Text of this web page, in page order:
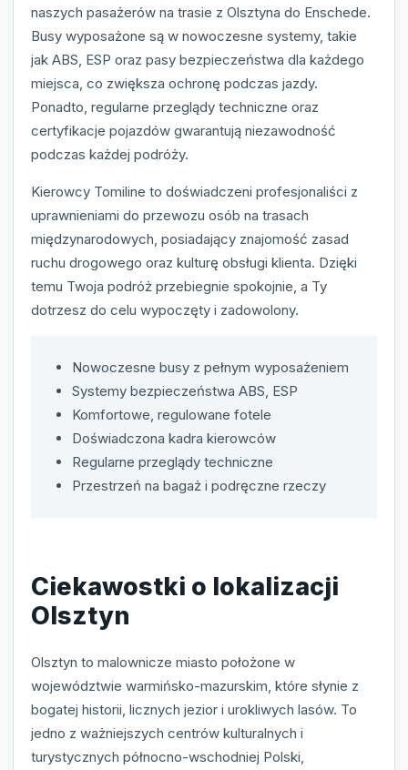
naszych pasażerów na trasie z Olsztyna do Enschede.
Busy wyposażone są w nowoczesne systemy, takie
jak ABS, ESP oraz pasy bezpieczeństwa dla każdego
miejsca, co zwiększa ochronę podczas jazdy.
Ponadto, regularne przeglądy techniczne oraz
certyfikacje pojazdów gwarantują niezawodność
podczas każdej podróży.
Kierowcy Tomiline to doświadczeni profesjonaliści z
uprawnieniami do przewozu osób na trasach
międzynarodowych, posiadający znajomość zasad
ruchu drogowego oraz kulturę obsługi klienta. Dzięki
temu Twoja podróż przebiegnie spokojnie, a Ty
dotrzesz do celu wypoczęty i zadowolony.
Nowoczesne busy z pełnym wyposażeniem
Systemy bezpieczeństwa ABS, ESP
Komfortowe, regulowane fotele
Doświadczona kadra kierowców
Regularne przeglądy techniczne
Przestrzeń na bagaż i podręczne rzeczy
Ciekawostki o lokalizacji
Olsztyn
Olsztyn to malownicze miasto położone w
województwie warmińsko-mazurskim, które słynie z
bogatej historii, licznych jezior i urokliwych lasów. To
jedno z ważniejszych centrów kulturalnych i
turystycznych północno-wschodniej Polski,